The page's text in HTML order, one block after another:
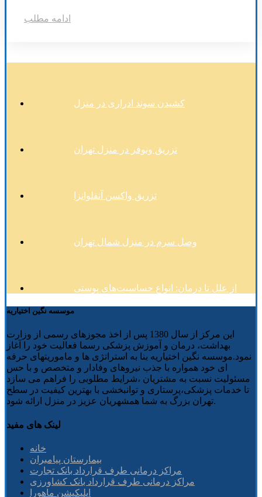
ادامه مطلب
کشیدن سوند ادراری در منزل
تزریق ونوفر در منزل تهران
تزریق واکسن آنفلوانزا
وصل سرم در منزل شمال تهران
از علل تا درمان: انواع حساسیت‌های پوستی
موسسه نگین اختیاریه
این مرکز از سال 1380 پس از اخذ مجوزهای رسمی از وزارت
بهداشت، درمان و آموزش پزشکی رسما فعالیت خود را آغاز
نمود.موسسه نگین اختیاریه بنا به استراتژی ها و ماموریتهای حرفه
ای خود همواره با جذب نیروهای وفادار و متخصص و با حس
مسئولیت نسبت به مشتریان ،شرایط مطلوبی را فراهم می سازد
تا خدمات پزشکی،پرستاری و توانبخشی با بهترین کیفیت در سطح
تهران بزرگ به شما همشهریان عزیز در منزل ارائه شود.
لینک های مفید
خانه
بیمارستان پیامبران
مراکز درمانی طرف قرارداد بانک تجارت
مراکز درمانی طرف قرارداد بانک کشاورزی
اپلیکیشن ماهورا